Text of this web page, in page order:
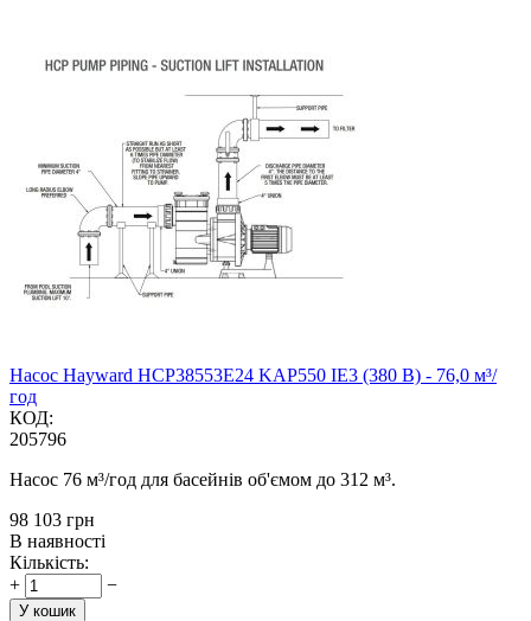
Насос Hayward HCP38553E24 KAP550 IE3 (380 В) - 76,0 м³/
год
КОД:
205796
Насос 76 м³/год для басейнів об'ємом до 312 м³.
‍98 103‍ грн
В наявності
Кількість:
+
−
У кошик